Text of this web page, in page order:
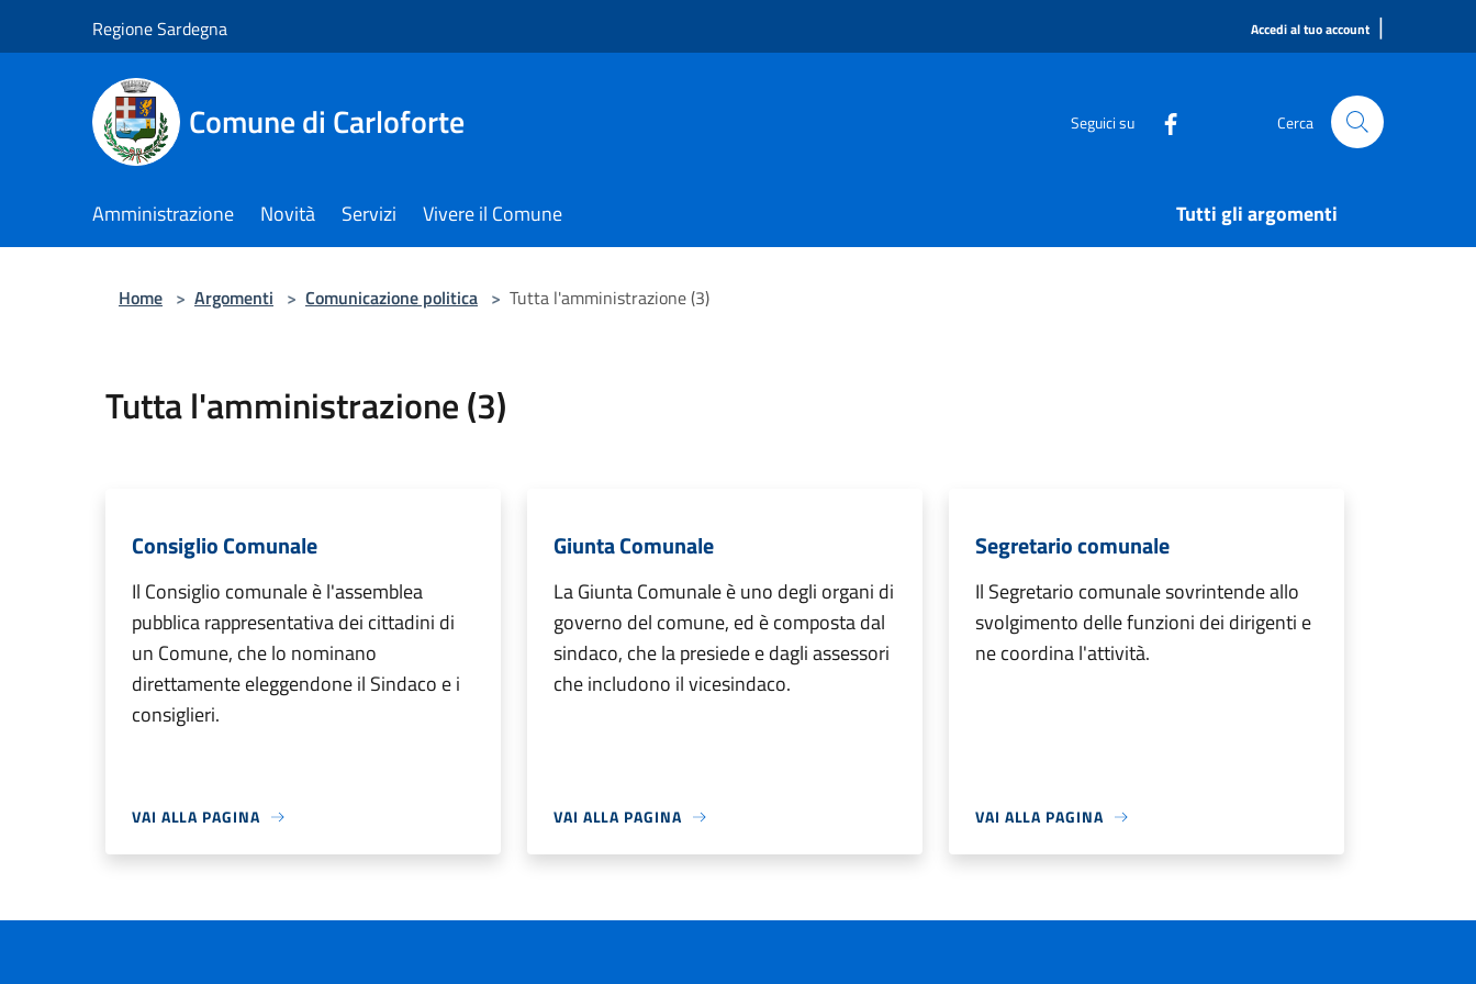
Regione Sardegna Accedi al tuo account |
Comune di Carloforte Seguici su Cerca
Amministrazione Novità Servizi Vivere il Comune Tutti gli argomenti
Home > Argomenti > Comunicazione politica > Tutta l'amministrazione (3)
Tutta l'amministrazione (3)
Consiglio Comunale
Il Consiglio comunale è l'assemblea
pubblica rappresentativa dei cittadini di
un Comune, che lo nominano
direttamente eleggendone il Sindaco e i
consiglieri.
VAI ALLA PAGINA
Giunta Comunale
La Giunta Comunale è uno degli organi di
governo del comune, ed è composta dal
sindaco, che la presiede e dagli assessori
che includono il vicesindaco.
VAI ALLA PAGINA
Segretario comunale
Il Segretario comunale sovrintende allo
svolgimento delle funzioni dei dirigenti e
ne coordina l'attività.
VAI ALLA PAGINA